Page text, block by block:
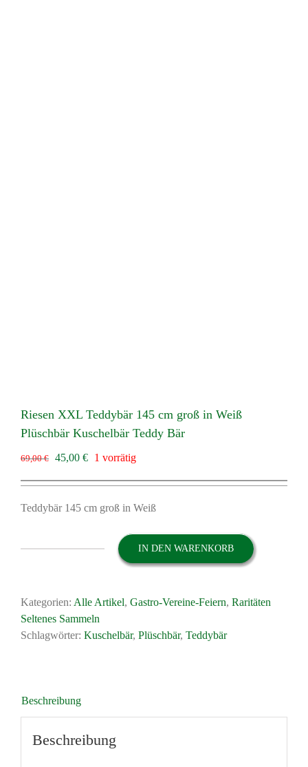
Riesen XXL Teddybär 145 cm groß in Weiß
Plüschbär Kuschelbär Teddy Bär
69,00€ Ursprünglicher
war:
69,00 €
45,00 €Aktueller
ist:
45,00 €.
1 vorrätig
Teddybär 145 cm groß in Weiß
145
cm
groß
Kuschelbär
Teddy
Bär
IN DEN WARENKORB
Kategorien: Alle Artikel, Gastro-Vereine-Feiern, Raritäten
Seltenes Sammeln
Schlagwörter: Kuschelbär, Plüschbär, Teddybär
Beschreibung
Beschreibung